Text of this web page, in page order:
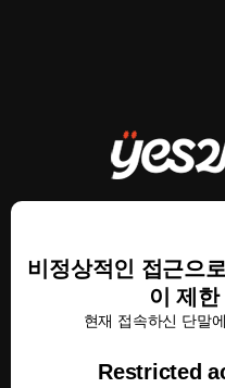
비정상적인 접근으
이 제
현재 접속하신 단말
Restricted